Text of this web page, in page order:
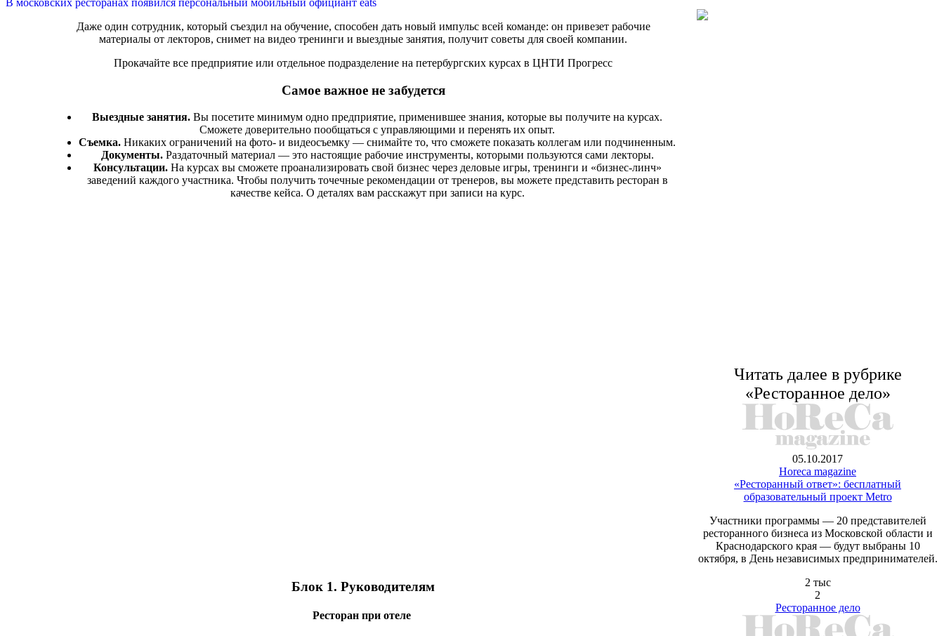
Даже один сотрудник, который съездил на обучение, способен дать новый импульс всей команде: он привезет рабочие
материалы от лекторов, снимет на видео тренинги и выездные занятия, получит советы для своей компании.
Прокачайте все предприятие или отдельное подразделение на петербургских курсах в ЦНТИ Прогресс
Самое важное не забудется
Выездные занятия. Вы посетите минимум одно предприятие, применившее знания, которые вы получите на курсах.
Сможете доверительно пообщаться с управляющими и перенять их опыт.
Съемка. Никаких ограничений на фото- и видеосъемку — снимайте то, что сможете показать коллегам или подчиненным.
Документы.Раздаточный материал — это настоящие рабочие инструменты, которыми пользуются сами лекторы.
Консультации.На курсах вы сможете проанализировать свой бизнес через деловые игры, тренинги и «бизнес-линч»
заведений каждого участника. Чтобы получить точечные рекомендации от тренеров, вы можете представить ресторан в
качестве кейса. О деталях вам расскажут при записи на курс.
Блок 1. Руководителям
Ресторан при отеле
Читать далее в рубрике
«Ресторанное дело»
05.10.2017
Horeca magazine
«Ресторанный ответ»: бесплатный
образовательный проект Metro
Участники программы — 20 представителей
ресторанного бизнеса из Московской области и
Краснодарского края — будут выбраны 10
октября, в День независимых предпринимателей.
2 тыс
2
Ресторанное дело